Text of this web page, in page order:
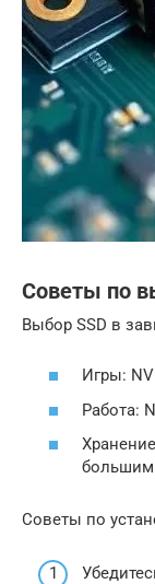
Советы по
Выбор SSD в
Игры:
Работа:
Советы по